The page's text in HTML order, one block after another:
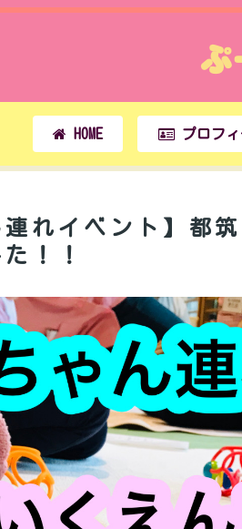
HOME プロフィ
連れイベント】都
！！